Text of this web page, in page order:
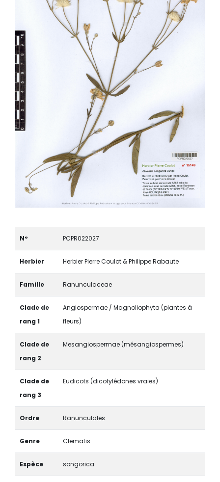
N° PCPR022027
Herbier Herbier Pierre Coulot & Philippe Rabaute
Famille Ranunculaceae
Clade de
rang 1
Angiospermae / Magnoliophyta (plantes à
fleurs)
Clade de
rang 2
Mesangiospermae (mésangiospermes)
Clade de
rang 3
Eudicots (dicotylédones vraies)
Ordre Ranunculales
Genre Clematis
Espèce songorica